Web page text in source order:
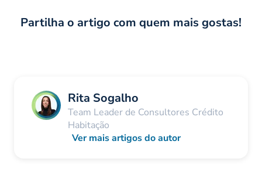
Partilha o artigo com quem mais gostas!
Rita Sogalho
Team Leader de Consultores Crédito
Habitação
Ver mais artigos do autor